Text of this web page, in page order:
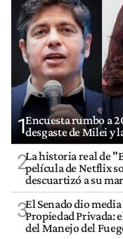
1Encuesta rumbo a
desgaste de Milei y
2La historia real de
película de Netflix
descuartizó a su
3El Senado dio
Propiedad Privada:
del Manejo del